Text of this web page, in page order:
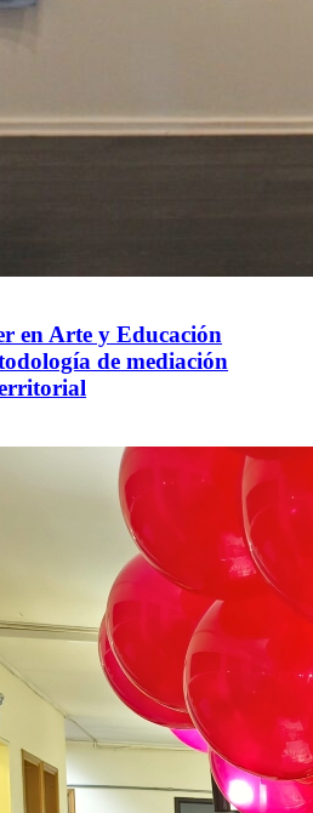
en Arte y Educación
de mediación